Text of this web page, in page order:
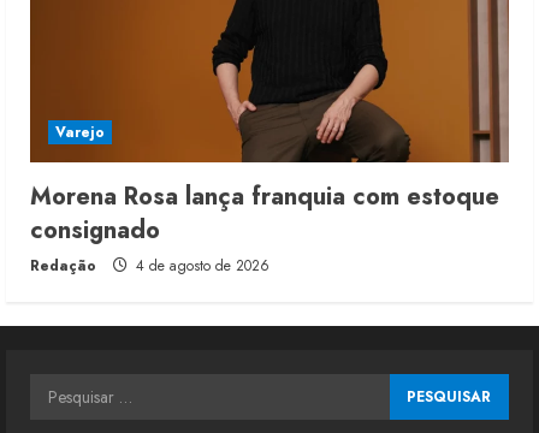
Varejo
Morena Rosa lança franquia com estoque
consignado
Redação 4 de agosto de 2026
Pesquisar